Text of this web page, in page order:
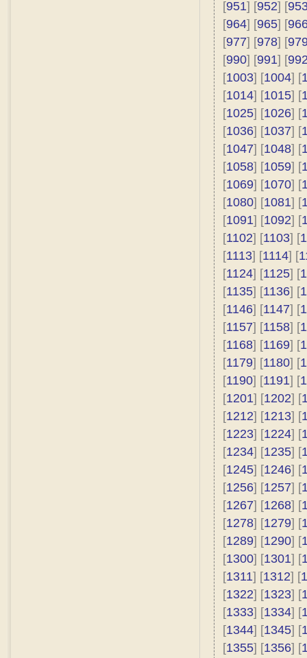
[951] [952] [
[964] [965] [
[977] [978] [
[990] [991] [
[1003] [1004] [
[1014] [1015] [
[1025] [1026] [
[1036] [1037] [
[1047] [1048] [
[1058] [1059] [
[1069] [1070] [
[1080] [1081] [
[1091] [1092] [
[1102] [1103] [
[1113] [1114] [
[1124] [1125] [
[1135] [1136] [
[1146] [1147] [
[1157] [1158] [
[1168] [1169] [
[1179] [1180] [
[1190] [1191] [
[1201] [1202] [
[1212] [1213] [
[1223] [1224] [
[1234] [1235] [
[1245] [1246] [
[1256] [1257] [
[1267] [1268] [
[1278] [1279] [
[1289] [1290] [
[1300] [1301] [
[1311] [1312] [
[1322] [1323] [
[1333] [1334] [
[1344] [1345] [
[1355] [1356] [